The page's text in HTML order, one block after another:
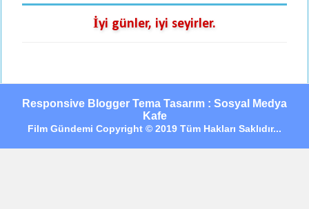
İyi günler, iyi seyirler.
Responsive Blogger Tema Tasarım : Sosyal Medya
Kafe
Film Gündemi Copyright © 2019 Tüm Hakları Saklıdır...